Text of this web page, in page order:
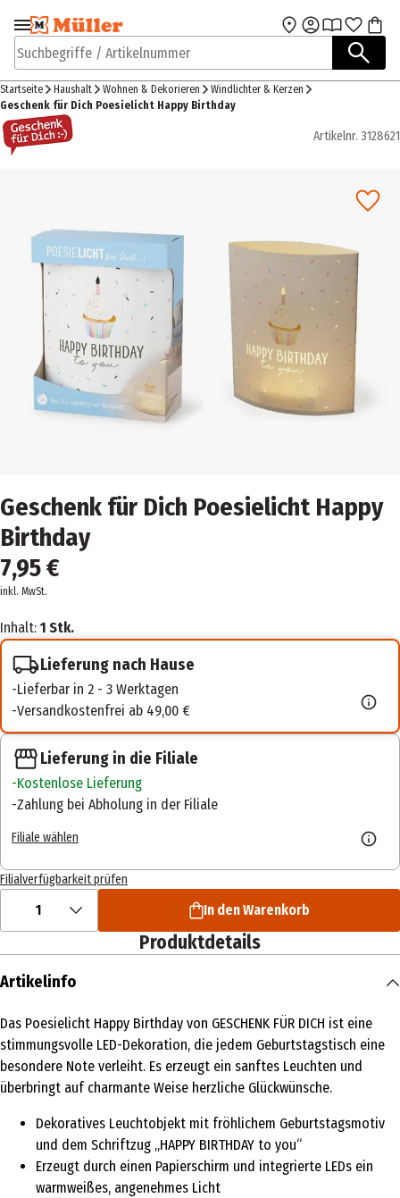
Zur Navigation
springen
Zum Hauptinhalt
Suchbegriffe / Artikelnummer
Startseite Haushalt Wohnen & Dekorieren
Windlichter & Kerzen
Geschenk für Dich Poesielicht Happy Birthday
Artikelnr. 3128621
Geschenk für Dich Poesielicht Happy
Birthday
7,95 €
inkl. MwSt.
Inhalt: 1 Stk.
Lieferung nach Hause
Lieferbar in 2 - 3 Werktagen
Versandkostenfrei ab 49,00 €
Lieferung in die Filiale
Kostenlose Lieferung
Zahlung bei Abholung in der Filiale
Filiale wählen
Filialverfügbarkeit prüfen
1 In den Warenkorb
Produktdetails
Artikelinfo
Das Poesielicht Happy Birthday von GESCHENK FÜR DICH ist eine
stimmungsvolle LED-Dekoration, die jedem Geburtstagstisch eine
besondere Note verleiht. Es erzeugt ein sanftes Leuchten und
überbringt auf charmante Weise herzliche Glückwünsche.
Dekoratives Leuchtobjekt mit fröhlichem Geburtstagsmotiv
und dem Schriftzug „HAPPY BIRTHDAY to you“
Erzeugt durch einen Papierschirm und integrierte LEDs ein
warmweißes, angenehmes Licht